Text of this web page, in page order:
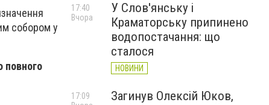
собором у
повного
У Слов'янську і
Краматорську припинено
водопостачання: що
сталося
НОВИНИ
17:40
Вчора
Загинув Олексій Юков,
17:09